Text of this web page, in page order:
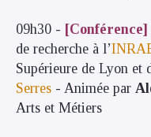
09h30 - [Conférence]
de recherche à l’
Supérieure de Lyon et
Serres - Animée par
Arts et Métiers